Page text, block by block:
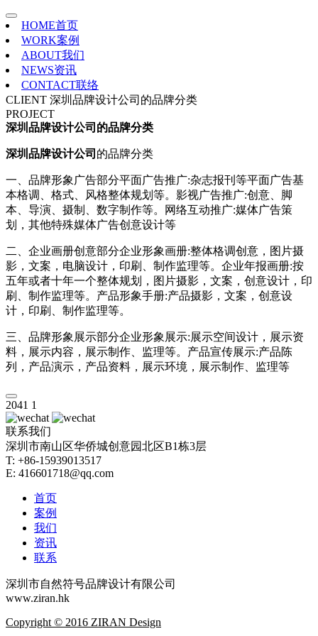
HOME首页
WORK案例
ABOUT我们
NEWS资讯
CONTACT联络
CLIENT 深圳品牌设计公司的品牌分类
PROJECT
深圳品牌设计公司的品牌分类
深圳品牌设计公司 的品牌分类
一、品牌形象广告部分平面广告推广:杂志报刊等平面广告基
本格调、格式、风格整体规划等。影视广告推广:创意、脚
本、导演、摄制、数字制作等。网络互动推广:媒体广告策
划，其他特殊媒体广告创意设计等
二、企业画册创意部分企业形象画册:整体格调创意，图片摄
影，文案，电脑设计，印刷、制作监理等。企业年报画册:按
五年或者十年一个整体规划，图片摄影，文案，创意设计，印
刷、制作监理等。产品形象手册:产品摄影，文案，创意设
计，印刷、制作监理等。
三、品牌形象展示部分企业形象展示:展示空间设计，展示资
料，展示内容，展示制作、监理等。产品宣传展示:产品陈
列，产品演示，产品资料，展示环境，展示制作、监理等
2041 1
联系我们
深圳市南山区华侨城创意园北区B1栋3层
T: +86-15939013517
E: 416601718@qq.com
首页
案例
我们
资讯
联系
深圳市自然符号品牌设计有限公司
www.ziran.hk
Copyright © 2016 ZIRAN Design